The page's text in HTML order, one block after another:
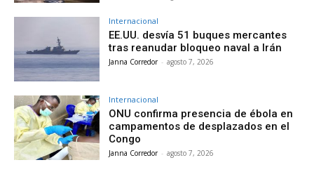
Internacional
EE.UU. desvía 51 buques mercantes
tras reanudar bloqueo naval a Irán
Janna Corredor - agosto 7, 2026
Internacional
ONU confirma presencia de ébola en
campamentos de desplazados en el
Congo
Janna Corredor - agosto 7, 2026